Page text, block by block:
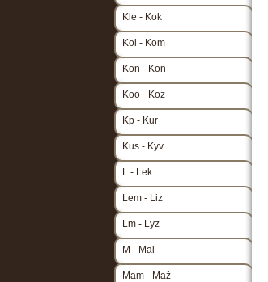
Kle - Kok
Kol - Kom
Kon - Kon
Koo - Koz
Kp - Kur
Kus - Kyv
L - Lek
Lem - Liz
Lm - Lyz
M - Mal
Mam - Maž